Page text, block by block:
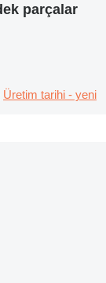
parçalar
Üretim tarihi - yeni